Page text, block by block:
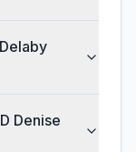
Denise